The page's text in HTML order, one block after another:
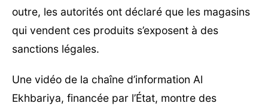
outre, les autorités ont déclaré que les magasins
qui vendent ces produits s’exposent à des
sanctions légales.
Une vidéo de la chaîne d’information Al
Ekhbariya, financée par l’État, montre des